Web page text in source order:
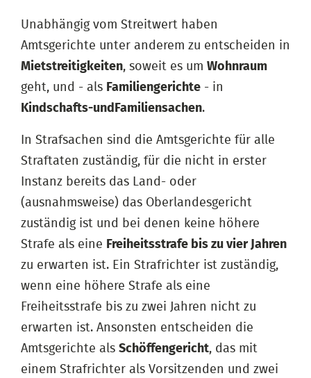
Unabhängig vom Streitwert haben
Amtsgerichte unter anderem zu entscheiden in
Mietstreitigkeiten, soweit es um Wohnraum
geht, und - als Familiengerichte - in
Kindschafts-und Familiensachen.
In Strafsachen sind die Amtsgerichte für alle
Straftaten zuständig, für die nicht in erster
Instanz bereits das Land- oder
(ausnahmsweise) das Oberlandesgericht
zuständig ist und bei denen keine höhere
Strafe als eine Freiheitsstrafe bis zu vier Jahren
zu erwarten ist. Ein Strafrichter ist zuständig,
wenn eine höhere Strafe als eine
Freiheitsstrafe bis zu zwei Jahren nicht zu
erwarten ist. Ansonsten entscheiden die
Amtsgerichte als Schöffengericht, das mit
einem Strafrichter als Vorsitzenden und zwei